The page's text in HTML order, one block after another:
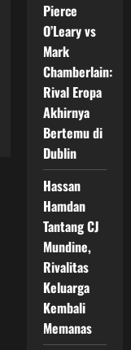
Pierce
O’Leary vs
Mark
Chamberlain:
Rival Eropa
Akhirnya
Bertemu di
Dublin
Hassan
Hamdan
Tantang CJ
Mundine,
Rivalitas
Keluarga
Kembali
Memanas